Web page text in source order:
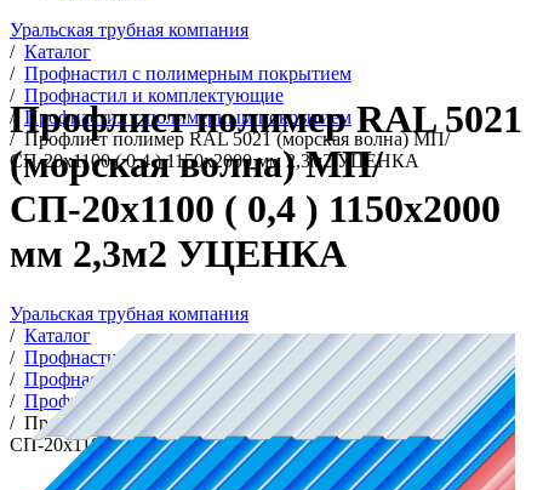
Уральская трубная компания
/ Каталог
/ Профнастил с полимерным покрытием
/ Профнастил и комплектующие
/ Профнастил с полимерным покрытием
/ Профлист полимер RAL 5021 (морская волна) МП/
СП-20х1100 ( 0,4 ) 1150х2000 мм 2,3м2 УЦЕНКА
Профлист полимер RAL 5021
(морская волна) МП/
СП-20х1100 ( 0,4 ) 1150х2000
мм 2,3м2 УЦЕНКА
Уральская трубная компания
/ Каталог
/ Профнастил с полимерным покрытием
/ Профнастил и комплектующие
/ Профнастил с полимерным покрытием
/ Профлист полимер RAL 5021 (морская волна) МП/
СП-20х1100 ( 0,4 ) 1150х2000 мм 2,3м2 УЦЕНКА